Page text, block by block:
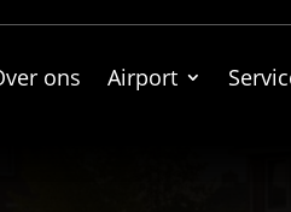
ons Airport